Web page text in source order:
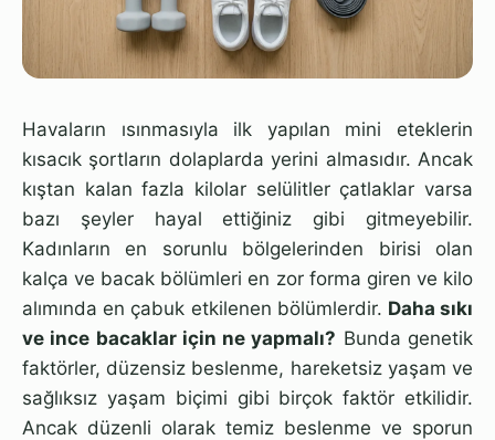
Havaların ısınmasıyla ilk yapılan mini eteklerin
kısacık şortların dolaplarda yerini almasıdır. Ancak
kıştan kalan fazla kilolar selülitler çatlaklar varsa
bazı şeyler hayal ettiğiniz gibi gitmeyebilir.
Kadınların en sorunlu bölgelerinden birisi olan
kalça ve bacak bölümleri en zor forma giren ve kilo
alımında en çabuk etkilenen bölümlerdir. Daha sıkı
ve ince bacaklar için ne yapmalı? Bunda genetik
faktörler, düzensiz beslenme, hareketsiz yaşam ve
sağlıksız yaşam biçimi gibi birçok faktör etkilidir.
Ancak düzenli olarak temiz beslenme ve sporun